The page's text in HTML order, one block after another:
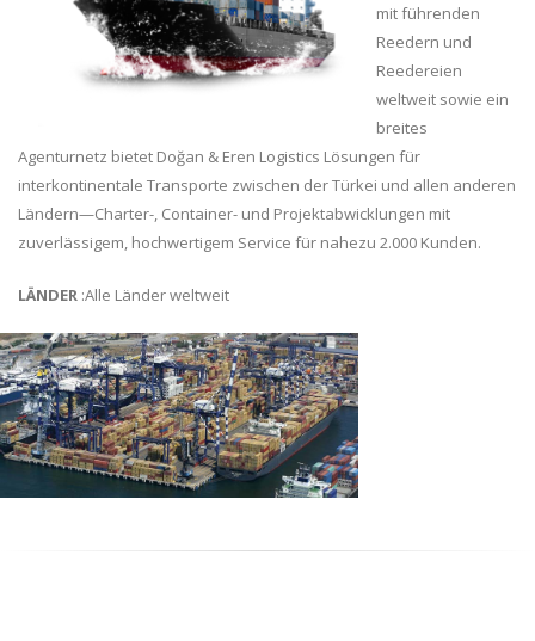
mit führenden
Reedern und
Reedereien
weltweit sowie ein
breites
Agenturnetz bietet Doğan & Eren Logistics Lösungen für
interkontinentale Transporte zwischen der Türkei und allen anderen
Ländern—Charter-, Container- und Projektabwicklungen mit
zuverlässigem, hochwertigem Service für nahezu 2.000 Kunden.
LÄNDER :Alle Länder weltweit